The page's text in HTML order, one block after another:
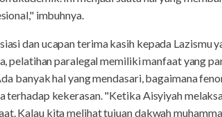
imbuhnya.
dan ucapan terima kasih kepada Lazismu
pelatihan paralegal memiliki manfaat yang
banyak hal yang mendasari, bagaimana
terhadap kekerasan. "Ketika Aisyiyah
Kalau kita melihat tujuan dakwah